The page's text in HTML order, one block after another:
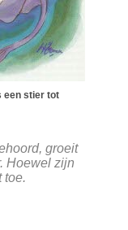
een stier tot
groeit
Hoewel zijn
toe.